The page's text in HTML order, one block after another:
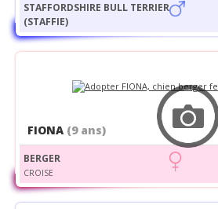
STAFFORDSHIRE BULL TERRIER
(STAFFIE)
FIONA (9 ans)
BERGER
CROISE